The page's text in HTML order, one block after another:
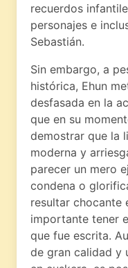
recuerdos
personajes e
Sebastián.
Sin embargo, a
histórica, Ehun
desfasada en la
que en su
demostrar que la
moderna y
parecer un mero
condena o
resultar chocante
importante tener
que fue escrita.
de gran calidad y